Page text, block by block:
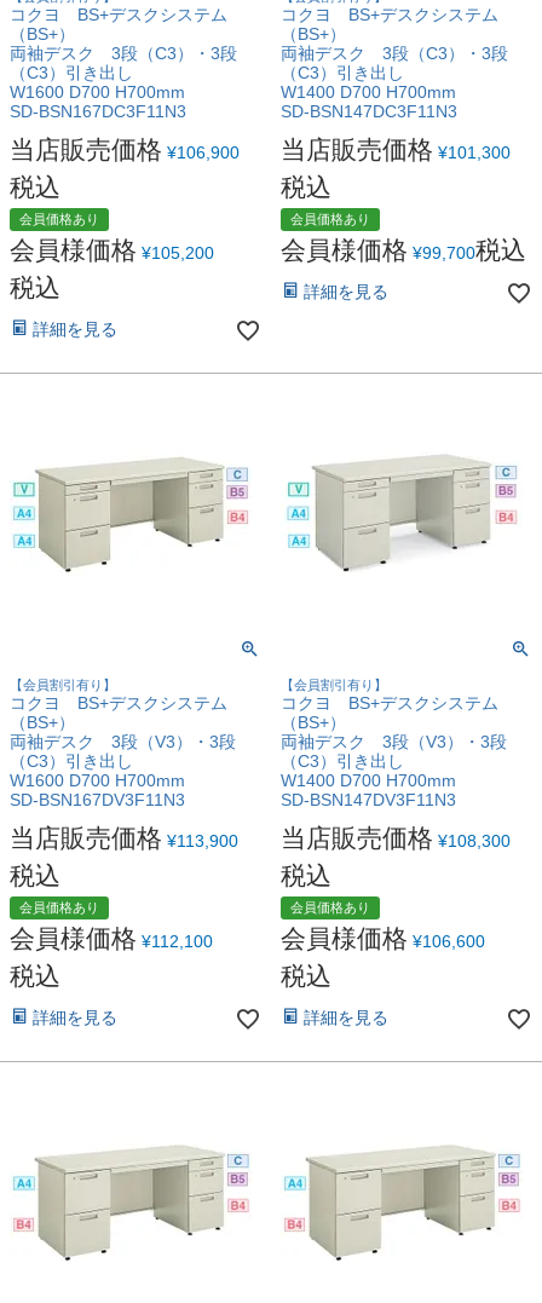
コクヨ BS+デスクシステム
（BS+）
両袖デスク 3段（C3）・3段
（C3）引き出し
W1600 D700 H700mm
SD-BSN167DC3F11N3
当店販売価格 ¥106,900
税込
会員価格あり
会員様価格 ¥105,200
税込
詳細を見る
コクヨ BS+デスクシステム
（BS+）
両袖デスク 3段（C3）・3段
（C3）引き出し
W1400 D700 H700mm
SD-BSN147DC3F11N3
当店販売価格 ¥101,300
税込
会員価格あり
会員様価格 ¥99,700税込
詳細を見る
【会員割引有り】
コクヨ BS+デスクシステム
（BS+）
両袖デスク 3段（V3）・3段
（C3）引き出し
W1600 D700 H700mm
SD-BSN167DV3F11N3
当店販売価格 ¥113,900
税込
会員価格あり
会員様価格 ¥112,100
税込
詳細を見る
【会員割引有り】
コクヨ BS+デスクシステム
（BS+）
両袖デスク 3段（V3）・3段
（C3）引き出し
W1400 D700 H700mm
SD-BSN147DV3F11N3
当店販売価格 ¥108,300
税込
会員価格あり
会員様価格 ¥106,600
税込
詳細を見る